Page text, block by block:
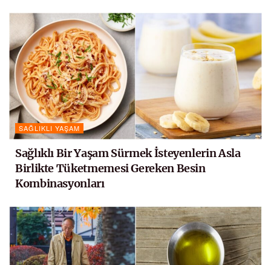
SAĞLIKLI YAŞAM
Sağlıklı Bir Yaşam Sürmek İsteyenlerin Asla
Birlikte Tüketmemesi Gereken Besin
Kombinasyonları